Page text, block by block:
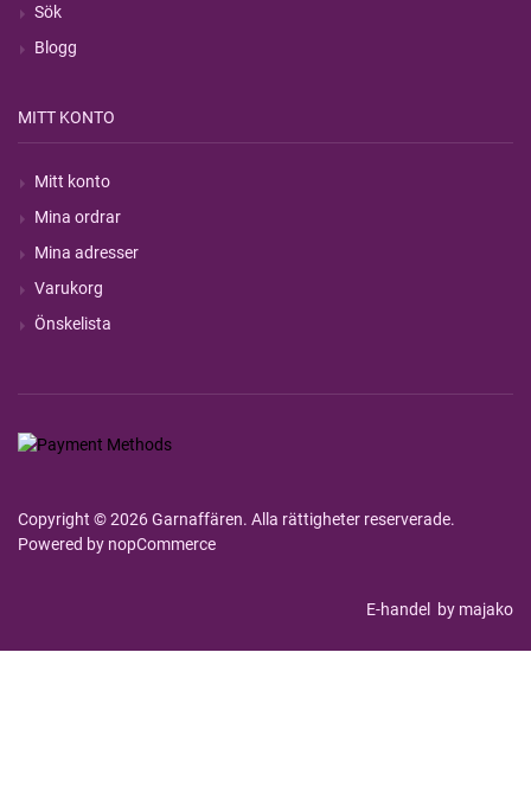
Sök
Blogg
MITT KONTO
Mitt konto
Mina ordrar
Mina adresser
Varukorg
Önskelista
Copyright © 2026 Garnaffären. Alla rättigheter reserverade.
Powered by nopCommerce
E-handel by majako